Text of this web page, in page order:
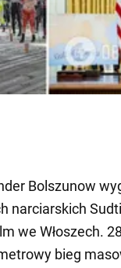
Bolszunow
narciarskich
we Włoszech.
bieg